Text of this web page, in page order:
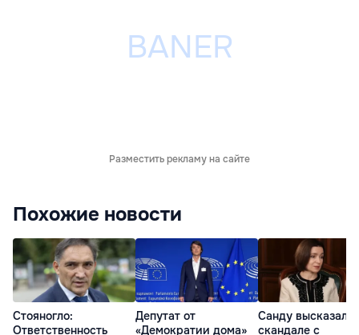
Разместить рекламу на сайте
Похожие новости
Стояногло:
Ответственность
Депутат от
«Демократии дома»
Санду
скандале с